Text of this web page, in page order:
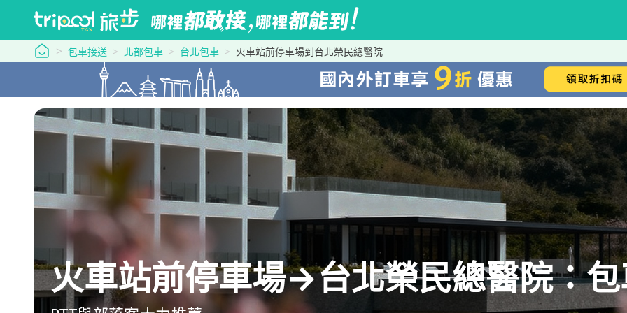
tripool 旅步
包車接送 北部包車 台北包車 火車站前停車場到台北榮民總醫院
火車站前停車場→台北榮民總醫院：